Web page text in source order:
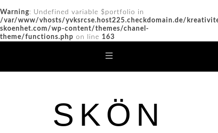
Warning: Undefined variable $portfolio in
/var/www/vhosts/yvksrcse.host225.checkdomain.de/
skoenhet.com/wp-content/themes/chanel-
theme/functions.php on line 163
SKÖN